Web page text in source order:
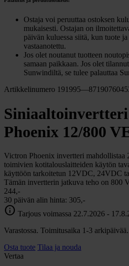
Ostaja voi peruuttaa ostoksen
mukaisesti. Ostajan on
päivän kuluessa siitä, kun tuote
vastaanotettu.
Jos olet noutanut tuotteen
samaan paikkaan. Jos olet
Sunwindiltä, se tulee palauttaa
Artikkelinumero
Phoenix 12/800
Victron Phoenix invertteri mahdollistaa
toimivien kotitalouslaitteiden käytön
käyttöön tarkoitetun 12VDC, 24VDC
Tämän invertterin jatkuva teho on 800
244,-
30 päivän alin hinta: 305,-
info Tarjous voimassa 22.7.2026 -
Varastossa. Toimitusaika 1-3 arkipäivää.
Osta tuote Tilaa ja nouda
Vertaa